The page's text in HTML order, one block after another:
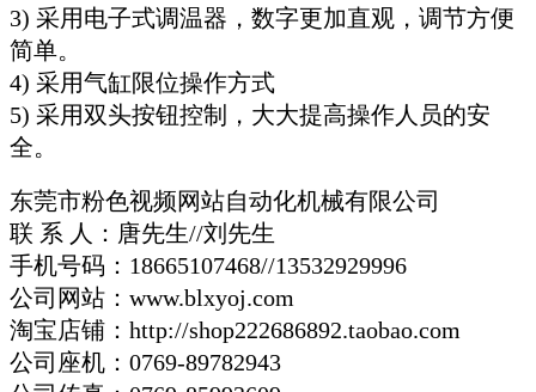
3) 采用电子式调温器，数字更加直观，调节方便
简单。
4) 采用气缸限位操作方式
5) 采用双头按钮控制，大大提高操作人员的安
全。
东莞市粉色视频网站自动化机械有限公司
联 系 人：唐先生//刘先生
手机号码：18665107468//13532929996
公司网站：www.blxyoj.com
淘宝店铺：http://shop222686892.taobao.com
公司座机：0769-89782943